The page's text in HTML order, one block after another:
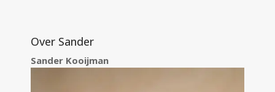
Over Sander
Sander Kooijman